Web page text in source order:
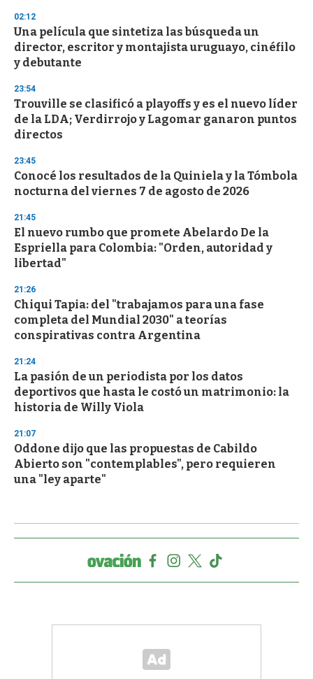
s
e
c
o
n
d
02:12
Una película que sintetiza las búsqueda un
director, escritor y montajista uruguayo, cinéfilo
y debutante
23:54
Trouville se clasificó a playoffs y es el nuevo líder
de la LDA; Verdirrojo y Lagomar ganaron puntos
directos
23:45
Conocé los resultados de la Quiniela y la Tómbola
nocturna del viernes 7 de agosto de 2026
21:45
El nuevo rumbo que promete Abelardo De la
Espriella para Colombia: "Orden, autoridad y
libertad"
21:26
Chiqui Tapia: del "trabajamos para una fase
completa del Mundial 2030" a teorías
conspirativas contra Argentina
21:24
La pasión de un periodista por los datos
deportivos que hasta le costó un matrimonio: la
historia de Willy Viola
21:07
Oddone dijo que las propuestas de Cabildo
Abierto son "contemplables", pero requieren
una "ley aparte"